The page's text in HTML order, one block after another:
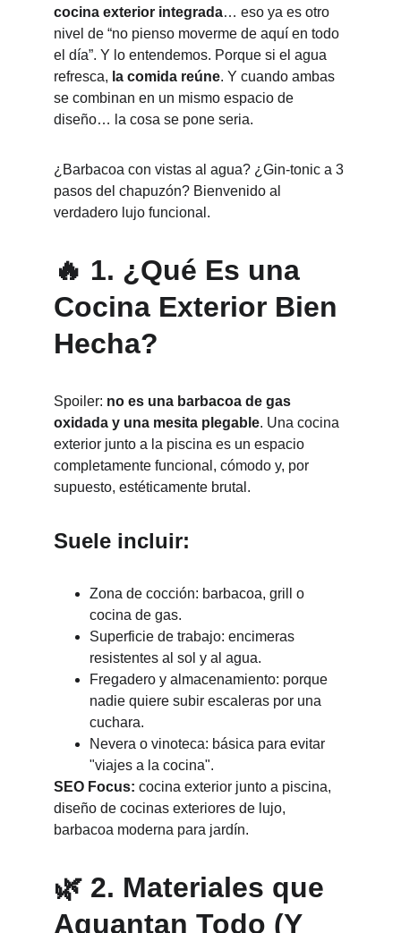
cocina exterior integrada… eso ya es otro
nivel de “no pienso moverme de aquí en todo
el día”. Y lo entendemos. Porque si el agua
refresca, la comida reúne. Y cuando ambas
se combinan en un mismo espacio de
diseño… la cosa se pone seria.
¿Barbacoa con vistas al agua? ¿Gin-tonic a 3
pasos del chapuzón? Bienvenido al
verdadero lujo funcional.
🔥 1. ¿Qué Es una
Cocina Exterior Bien
Hecha?
Spoiler: no es una barbacoa de gas
oxidada y una mesita plegable. Una cocina
exterior junto a la piscina es un espacio
completamente funcional, cómodo y, por
supuesto, estéticamente brutal.
Suele incluir:
Zona de cocción: barbacoa, grill o
cocina de gas.
Superficie de trabajo: encimeras
resistentes al sol y al agua.
Fregadero y almacenamiento: porque
nadie quiere subir escaleras por una
cuchara.
Nevera o vinoteca: básica para evitar
"viajes a la cocina".
SEO Focus: cocina exterior junto a piscina,
diseño de cocinas exteriores de lujo,
barbacoa moderna para jardín.
🌿 2. Materiales que
Aguantan Todo (Y